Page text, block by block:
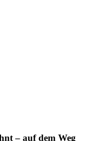
– auf dem Weg